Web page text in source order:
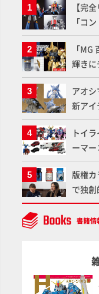
【完
「コ
造形
品の
「大鉄
ット
魂】
「
輝きに
塗料
仕上
アオ
新アイ
屯基
誕生
もプ
の2ラ
トイ
ーマ
ュー
ど、タ
をチ
版権
で独
イア
ラッ